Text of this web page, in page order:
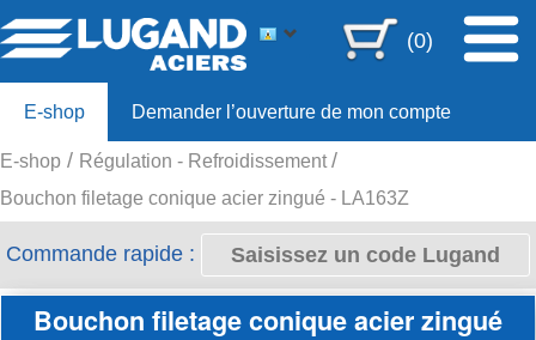
(0)
E-shop Demander l’ouverture de mon compte
Offre 80ans
E-shop
Régulation - Refroidissement
Bouchon filetage conique acier zingué - LA163Z
Commande rapide :
Bouchon filetage conique acier zingué